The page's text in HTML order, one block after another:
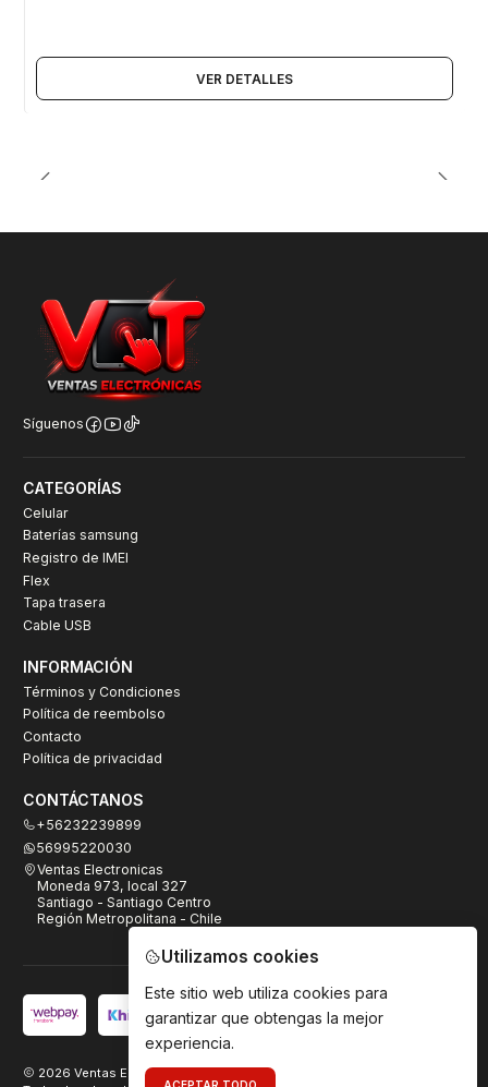
VER DETALLES
Síguenos
CATEGORÍAS
Celular
Baterías samsung
Registro de IMEI
Flex
Tapa trasera
Cable USB
INFORMACIÓN
Términos y Condiciones
Política de reembolso
Contacto
Política de privacidad
CONTÁCTANOS
+56232239899
56995220030
Ventas Electronicas
Moneda 973, local 327
Santiago - Santiago Centro
Región Metropolitana - Chile
2026 Ventas Electrónicas.
Utilizamos cookies
Este sitio web utiliza cookies para
garantizar que obtengas la mejor
experiencia.